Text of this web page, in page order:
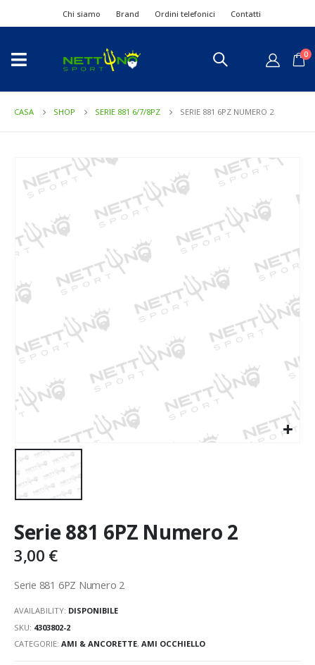
Chi siamo Brand Ordini telefonici Contatti
0
CASA SHOP SERIE 881 6/7/8PZ SERIE 881 6PZ NUMERO 2
Serie 881 6PZ Numero 2
3,00 €
Serie 881 6PZ Numero 2
AVAILABILITY: DISPONIBILE
SKU: 4303802-2
CATEGORIE: AMI & ANCORETTE, AMI OCCHIELLO